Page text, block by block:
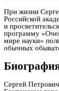
При жизни
Российской
и
программу
мире науки»
обычных
Сергей